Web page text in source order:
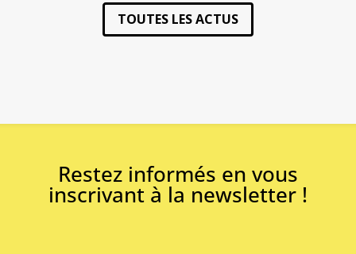
TOUTES LES ACTUS
Restez informés en vous
inscrivant à la newsletter !